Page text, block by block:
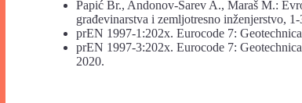
Papić Br., Andonov-Sarev A., Maraš M.:
građevinarstva i zemljotresno inženjerstvo,
prEN 1997-1:202x. Eurocode 7:
prEN 1997-3:202x. Eurocode 7:
2020.